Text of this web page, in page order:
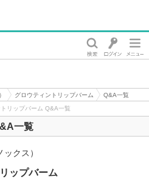
グロウティントリップバーム
Q&A一覧
リップバーム Q&A一覧
一覧
クス）
ップバーム